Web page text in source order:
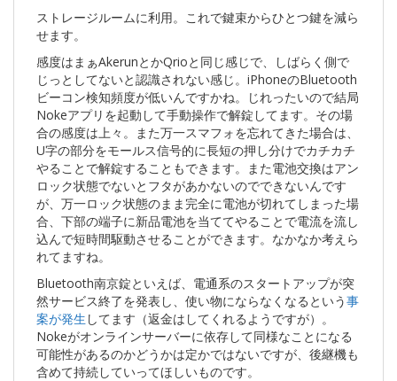
ストレージルームに利用。これで鍵束からひとつ鍵を減ら
せます。
感度はまぁAkerunとかQrioと同じ感じで、しばらく側で
じっとしてないと認識されない感じ。iPhoneのBluetooth
ビーコン検知頻度が低いんですかね。じれったいので結局
Nokeアプリを起動して手動操作で解錠してます。その場
合の感度は上々。また万一スマフォを忘れてきた場合は、
U字の部分をモールス信号的に長短の押し分けでカチカチ
やることで解錠することもできます。また電池交換はアン
ロック状態でないとフタがあかないのでできないんです
が、万一ロック状態のまま完全に電池が切れてしまった場
合、下部の端子に新品電池を当ててやることで電流を流し
込んで短時間駆動させることができます。なかなか考えら
れてますね。
Bluetooth南京錠といえば、電通系のスタートアップが突
然サービス終了を発表し、使い物にならなくなるという事
案が発生 してます（返金はしてくれるようですが）。
Nokeがオンラインサーバーに依存して同様なことになる
可能性があるのかどうかは定かではないですが、後継機も
含めて持続していってほしいものです。